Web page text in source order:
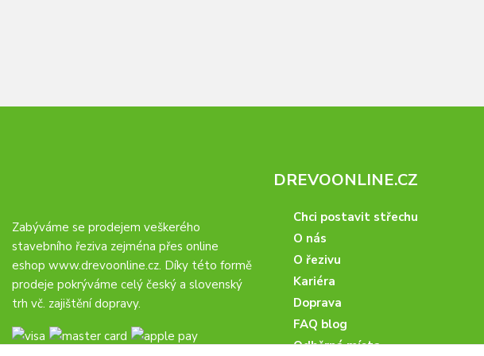
Zabýváme se prodejem veškerého
stavebního řeziva zejména přes online
eshop www.drevoonline.cz. Díky této formě
prodeje pokrýváme celý český a slovenský
trh vč. zajištění dopravy.
DREVOONLINE.CZ
Chci postavit střechu
O nás
O řezivu
Kariéra
Doprava
FAQ blog
Odběrná místa